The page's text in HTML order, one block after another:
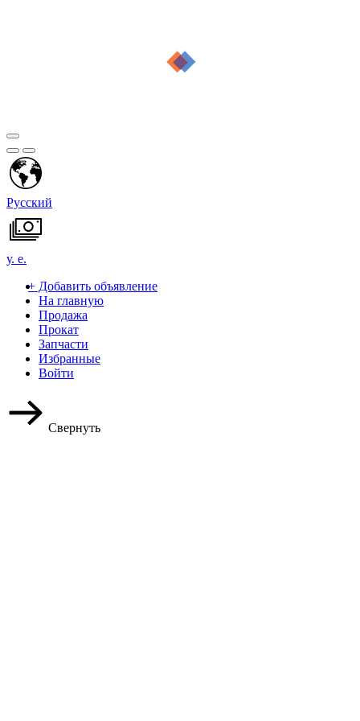
Русский
у. е.
+ Добавить объявление
На главную
Продажа
Прокат
Запчасти
Избранные
Войти
Свернуть